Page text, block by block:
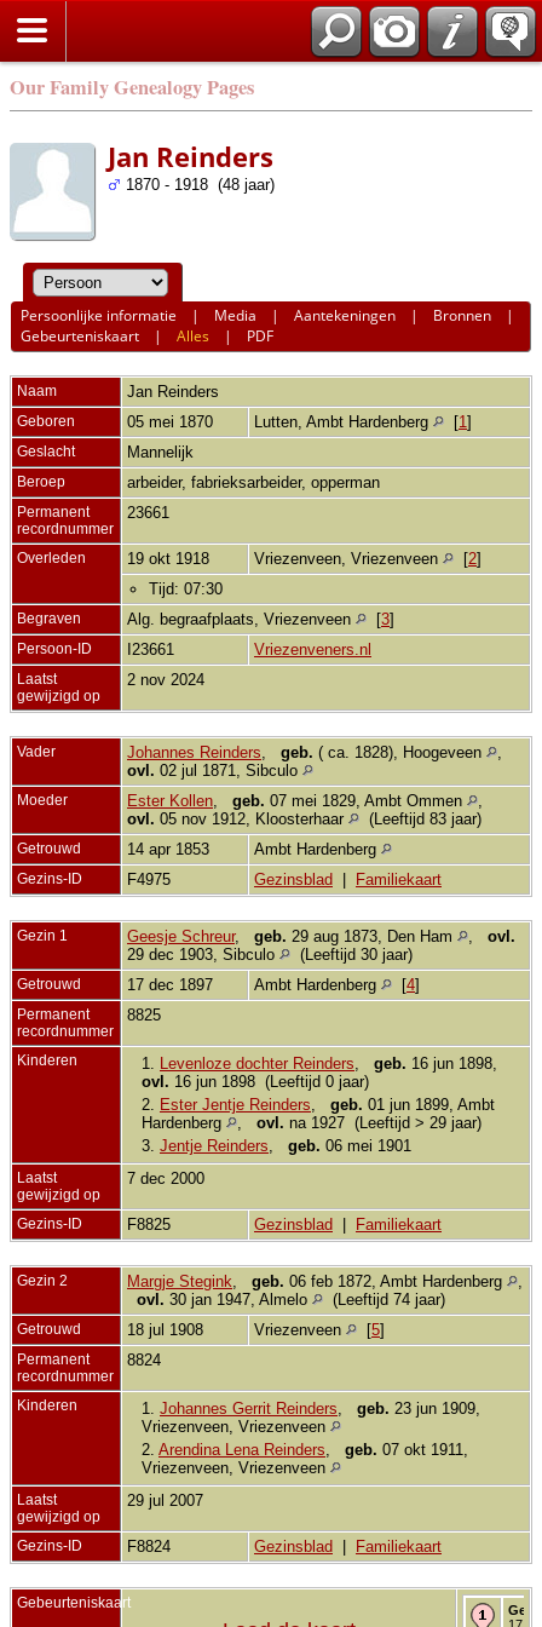
Our Family Genealogy Pages
Jan Reinders
1870 - 1918 (48 jaar)
Persoonlijke informatie | Media |Aantekeningen | Bronnen |
Gebeurteniskaart |Alles | PDF
Naam Jan Reinders
Geboren 05 mei 1870 Lutten, Ambt Hardenberg [1 ]
Geslacht Mannelijk
Beroep arbeider, fabrieksarbeider, opperman
Permanent
recordnummer
23661
Overleden 19 okt 1918 Vriezenveen, Vriezenveen [2]
Tijd: 07:30
Begraven Alg. begraafplaats, Vriezenveen [3]
Persoon-ID I23661 Vriezenveners.nl
Laatst
gewijzigd op
2 nov 2024
Vader Johannes Reinders geb. ( ca. 1828), Hoogeveen
ovl. 02 jul 1871, Sibculo
Moeder Ester Kollen geb. 07 mei 1829, Ambt Ommen
ovl. 05 nov 1912, Kloosterhaar (Leeftijd 83 jaar)
Getrouwd 14 apr 1853 Ambt Hardenberg
Gezins-ID F4975 Gezinsblad Familiekaart
Gezin 1 Geesje Schreur, geb. 29 aug 1873, Den Ham
ovl.
29 dec 1903, Sibculo
(Leeftijd 30 jaar)
Getrouwd 17 dec 1897 Ambt Hardenberg [4]
Permanent
recordnummer
8825
Kinderen 1. Levenloze dochter Reinders geb. 16 jun 1898,
ovl. 16 jun 1898 (Leeftijd 0 jaar)
2.
Ester Jentje Reinders geb. 01 jun 1899, Ambt
Hardenberg
ovl. na 1927 (Leeftijd > 29 jaar)
3. Jentje Reinders geb. 06 mei 1901
Laatst
gewijzigd op
7 dec 2000
Gezins-ID F8825 Gezinsblad Familiekaart
Gezin 2 Margje Stegink geb. 06 feb 1872, Ambt Hardenberg
ovl. 30 jan 1947, Almelo (Leeftijd 74 jaar)
Getrouwd 18 jul 1908 Vriezenveen [5]
Permanent
recordnummer
8824
Kinderen 1. Johannes Gerrit Reinders geb. 23 jun 1909,
Vriezenveen, Vriezenveen
2. Arendina Lena Reinders geb. 07 okt 1911,
Vriezenveen, Vriezenveen
Laatst
gewijzigd op
29 jul 2007
Gezins-ID F8824 Gezinsblad Familiekaart
Gebeurteniskaart